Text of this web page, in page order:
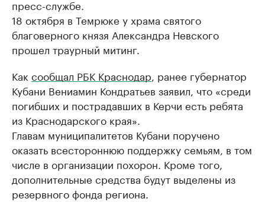
пресс-службе.
18 октября в Темрюке у храма святого
благоверного князя Александра Невского
прошел траурный митинг.
Как сообщал РБК Краснодар, ранее губернатор
Кубани Вениамин Кондратьев заявил, что «среди
погибших и пострадавших в Керчи есть ребята
из Краснодарского края».
Главам муниципалитетов Кубани поручено
оказать всестороннюю поддержку семьям, в том
числе в организации похорон. Кроме того,
дополнительные средства будут выделены из
резервного фонда региона.